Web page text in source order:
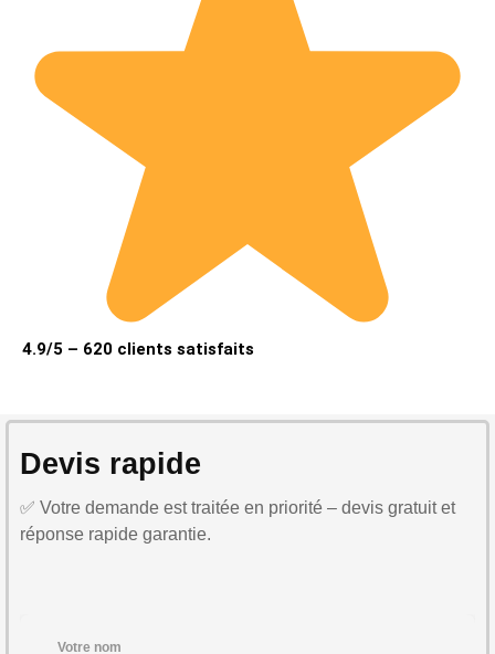
4.9/5 – 620 clients satisfaits
Devis rapide
✅ Votre demande est traitée en priorité – devis gratuit et
réponse rapide garantie.
Votre nom